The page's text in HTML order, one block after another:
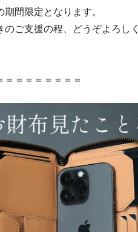
間限定となります。
ご支援の程、どうぞよろし
＝＝＝＝＝＝＝＝